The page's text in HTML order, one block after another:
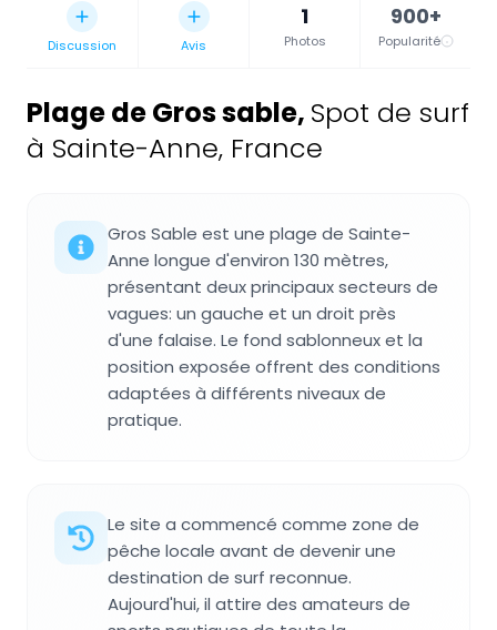
Discussion Avis
1
Photos
900+
Popularité
Plage de Gros sable, Spot de surf
à Sainte-Anne, France
Gros Sable est une plage de Sainte-
Anne longue d'environ 130 mètres,
présentant deux principaux secteurs de
vagues: un gauche et un droit près
d'une falaise. Le fond sablonneux et la
position exposée offrent des conditions
adaptées à différents niveaux de
pratique.
Le site a commencé comme zone de
pêche locale avant de devenir une
destination de surf reconnue.
Aujourd'hui, il attire des amateurs de